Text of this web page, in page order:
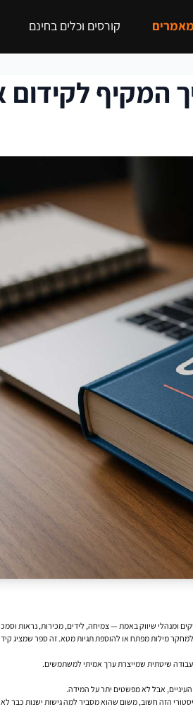
מאמרים קורסים וכלים בחינם
ומנהלי שיווק באמת — צמיחה, לידים, מכירות, נראות
מילות מפתח או להוספת תגיות מטא. זה ספר שמציג
עבודה שיטתית שמייצרת ערך אמיתי למשתמשים.
הזה חשוב, משום שהוא מסביר למה גישות ישנות כבר